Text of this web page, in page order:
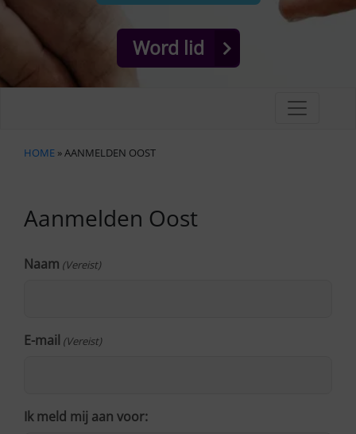
Word lid
HOME » AANMELDEN OOST
Aanmelden Oost
Naam (Vereist)
E-mail (Vereist)
Ik meld mij aan voor: